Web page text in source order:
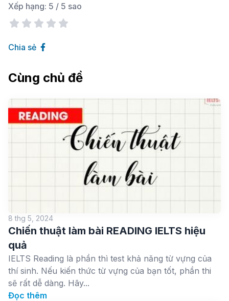
Xếp hạng: 5 / 5 sao
Chia sẻ
Cùng chủ đề
8 thg 5, 2024
Chiến thuật làm bài READING IELTS hiệu
quả
IELTS Reading là phần thì test khả năng từ vựng của
thí sinh. Nếu kiến thức từ vựng của bạn tốt, phần thi
sẽ rất dễ dàng. Hãy...
Đọc thêm